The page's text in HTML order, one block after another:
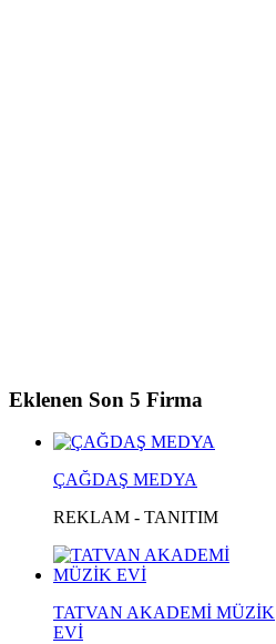
Eklenen Son 5 Firma
ÇAĞDAŞ MEDYA
REKLAM - TANITIM
TATVAN AKADEMİ MÜZİK
EVİ